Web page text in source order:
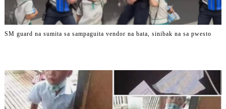
SM guard na sumita sa sampaguita vendor na bata, sinibak na sa pwesto